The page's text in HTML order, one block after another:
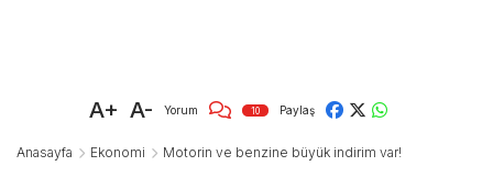
A+ A- Yorum 10 Paylaş
Anasayfa Ekonomi Motorin ve benzine büyük indirim var!